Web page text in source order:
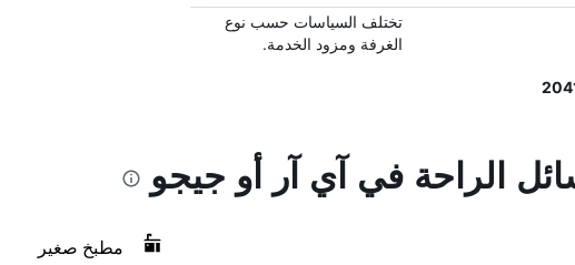
تختلف السياسات حسب نوع
الغرفة ومزود الخدمة.
الراحة في آي آر أو جيجو
مطبخ صغير